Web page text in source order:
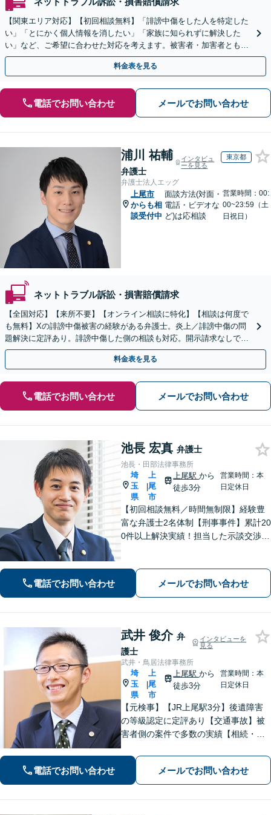
【関東エリア対応】【初回相談無料】「誹謗中傷をした人を特定した
い」「とにかく個人情報を消したい」「家族に知られずに解決した
い」など、ご希望に合わせた対応を考えます。被害者・加害者ともに
対応可。企業のネットトラブルもお任せ【土日祝対応可】
料金表を見る
電話でお問い合わせ メールでお問い合わせ
浦川 祐輔
弁護士
インタビュ
ーを見る
東京都
弁護士法人エッグ
上尾市
からも相
談受付中
面談方法(対面・
電話・ビデオな
ど)は応相談
営業時間：00:
00~23:59（土
日祝日）
ネットトラブル訴訟・損害賠償請求
【全国対応】【来所不要】【オンライン相談に特化】【相談は何度で
も無料】Xの誹謗中傷被害の経験がある弁護士。炎上／誹謗中傷の問
題解決に定評あり。誹謗中傷した側の相談も対応。開示請求なしで本
人の特定ができる場合もあり。
料金表を見る
電話でお問い合わせ メールでお問い合わせ
池長 宏真 弁護士
池長・田部法律事務所
埼
玉
県
|
上
尾
市
上尾駅から
徒歩3分
営業時間：本
日定休日
【初回相談無料／時間無制限】経験豊
富な弁護士2名体制【刑事事件】累計20
0件以上解決実績！担当した示談交渉の
料請求や財産分与、親権、養育費な
ど、累計200件以上の解決実績【上尾駅
電話でお問い合わせ メールでお問い合わせ
武井 俊介 弁
護士
インタビューを
見る
武井・鳥居法律事務所
埼
玉
県
|
上
尾
市
上尾駅から
徒歩3分
営業時間：本
日定休日
【元検事】【JR上尾駅3分】後遺障害
の等級認定に定評あり【交通事故】被
害者側の案件で多数の実績【相続・遺
【刑事事件】検事経験・豊富な実績、
スピーディーな接見が強み、上尾警察
署5分【初回面談30分無料】
電話でお問い合わせ メールでお問い合わせ